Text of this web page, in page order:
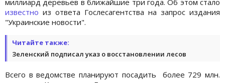
известно из ответа Гослесагентства на запрос издания
"Украинские новости".
Читайте также:
Зеленский подписал указ о восстановлении лесов
Всего в ведомстве планируют посадить более 729 млн.